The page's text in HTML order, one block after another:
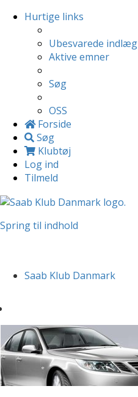
Hurtige links
Ubesvarede indlæg
Aktive emner
Søg
OSS
Forside
Søg
Klubtøj
Log ind
Tilmeld
Spring til indhold
Saab Klub Danmark